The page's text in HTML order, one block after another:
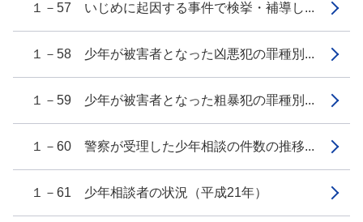
１－57 いじめに起因する事件で検挙・補導し...
１－58 少年が被害者となった凶悪犯の罪種別...
１－59 少年が被害者となった粗暴犯の罪種別...
１－60 警察が受理した少年相談の件数の推移...
１－61 少年相談者の状況（平成21年）